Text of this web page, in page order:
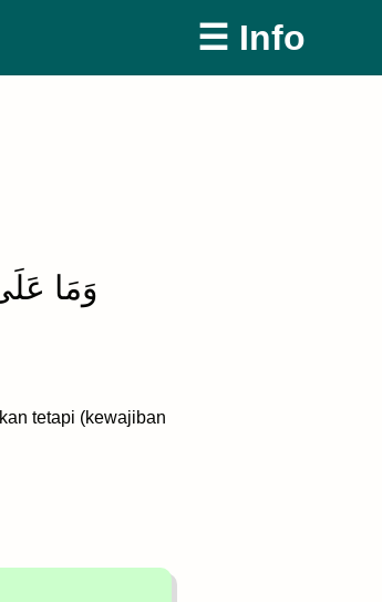
☰ Info
وَمَا
tetapi (kewajiban